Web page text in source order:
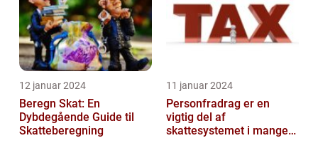
12 januar 2024
Beregn Skat: En
Dybdegående Guide til
Skatteberegning
11 januar 2024
Personfradrag er en
vigtig del af
skattesystemet i mange